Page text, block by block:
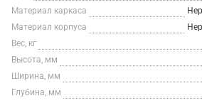
Материал каркаса
Материал корпуса
Вес, кг
Высота, мм
Ширина, мм
Глубина, мм